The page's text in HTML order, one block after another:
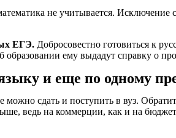
не учитывается.
ЕГЭ. Добросовестно готовиться к
ему выдадут справку о
и еще по одному
сдать и поступить в вуз.
ведь на коммерции, как и на